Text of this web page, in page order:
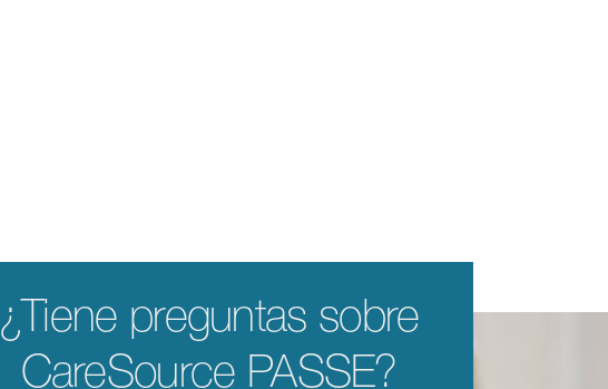
¿Tiene preguntas sobre
CareSource PASSE?